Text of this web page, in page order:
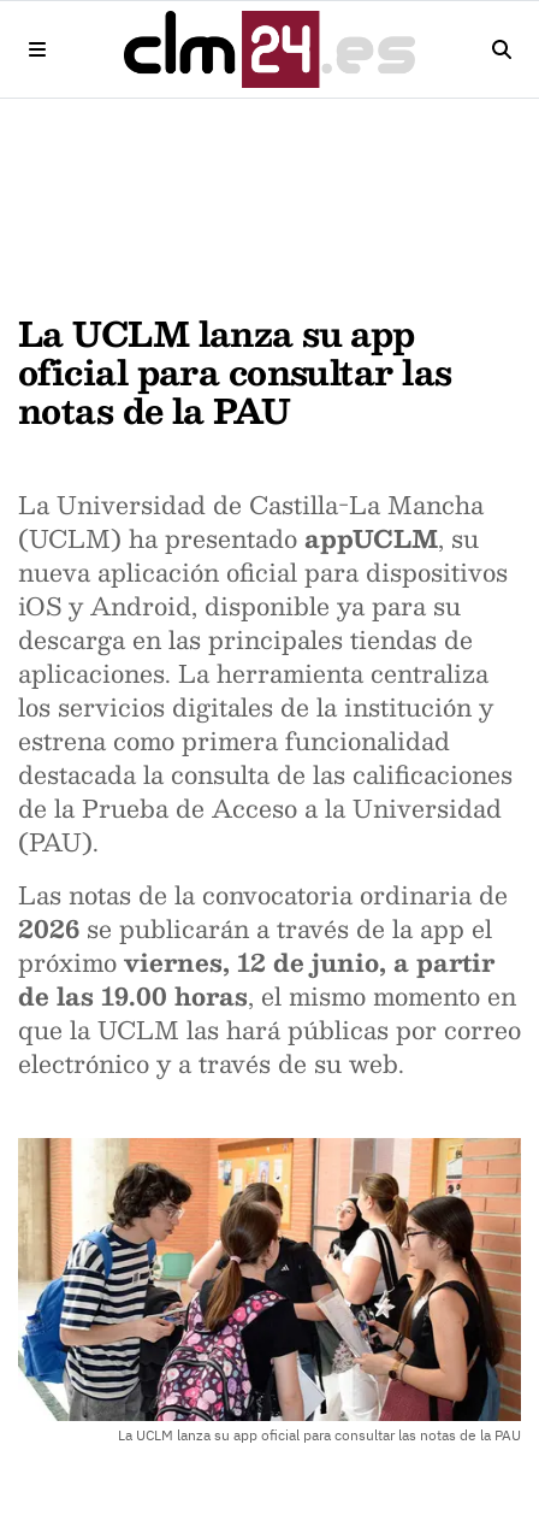
La UCLM lanza su app
oficial para consultar las
notas de la PAU
La Universidad de Castilla-La Mancha
(UCLM) ha presentadoappUCLM, su
nueva aplicación oficial para dispositivos
iOS y Android, disponible ya para su
descarga en las principales tiendas de
aplicaciones. La herramienta centraliza
los servicios digitales de la institución y
estrena como primera funcionalidad
destacada la consulta de las calificaciones
de la Prueba de Acceso a la Universidad
(PAU).
Las notas de la convocatoria ordinaria de
2026 se publicarán a través de la app el
próximoviernes, 12 de junio, a partir
de las 19.00 horas, el mismo momento en
que la UCLM las hará públicas por correo
electrónico y a través de su web.
La UCLM lanza su app oficial para consultar las notas de la PAU